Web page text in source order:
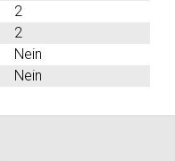
2
2
Nein
Nein